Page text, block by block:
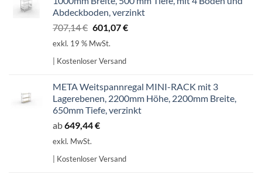
Abdeckboden, verzinkt
707,14€ Ursprünglicher
Preis
707,14 €
601,07€Aktueller
exkl. 19 % MwSt.
| Kostenloser Versand
META Weitspannregal MINI-RACK mit 3
Lagerebenen, 2200mm Höhe, 2200mm Breite,
650mm Tiefe, verzinkt
ab649,44€
exkl. MwSt.
| Kostenloser Versand